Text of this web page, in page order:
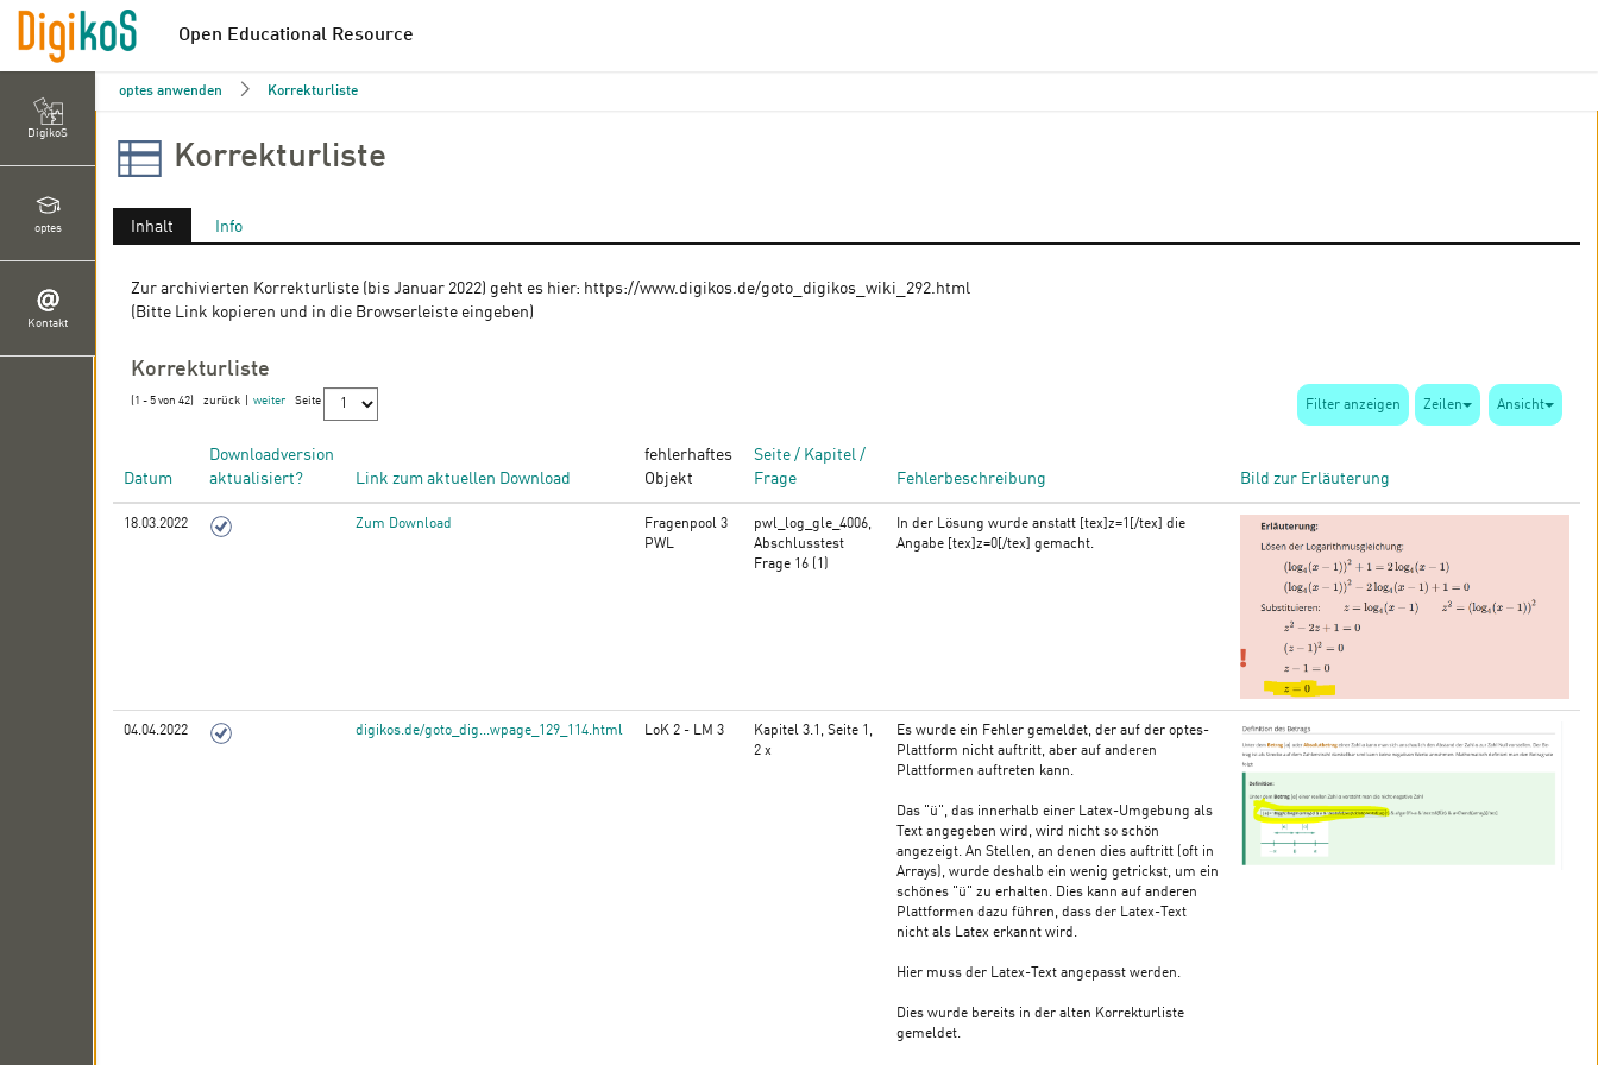
Open Educational Resource
DigikoS
optes
Kontakt
optes anwenden Korrekturliste
Korrekturliste
Inhalt Info
Zur archivierten Korrekturliste (bis Januar 2022) geht es hier: https://www.digikos.de/goto_digikos_wiki_292.html
(Bitte Link kopieren und in die Browserleiste eingeben)
Korrekturliste
(1 - 5 von 42) zurück weiter Seite Filter anzeigen Zeilen Ansicht
Datum
Downloadversion
aktualisiert?
Link zum aktuellen Download
fehlerhaftes
Objekt
Seite / Kapitel /
Frage
Fehlerbeschreibung Bild zur Erläuterung
18.03.2022 Zum Download
Fragenpool 3
PWL
pwl_log_gle_4006,
Abschlusstest
Frage 16 (1)
In der Lösung wurde anstatt [tex]z=1[/tex] die
Angabe [tex]z=0[/tex] gemacht.
04.04.2022 digikos.de/goto_dig...wpage_129_114.html LoK 2 - LM 3
Kapitel 3.1, Seite 1,
2 x
Es wurde ein Fehler gemeldet, der auf der optes-
Plattform nicht auftritt, aber auf anderen
Plattformen auftreten kann.
Das "ü", das innerhalb einer Latex-Umgebung als
Text angegeben wird, wird nicht so schön
angezeigt. An Stellen, an denen dies auftritt (oft in
Arrays), wurde deshalb ein wenig getrickst, um ein
schönes "ü" zu erhalten. Dies kann auf anderen
Plattformen dazu führen, dass der Latex-Text
nicht als Latex erkannt wird.
Hier muss der Latex-Text angepasst werden.
Dies wurde bereits in der alten Korrekturliste
gemeldet.